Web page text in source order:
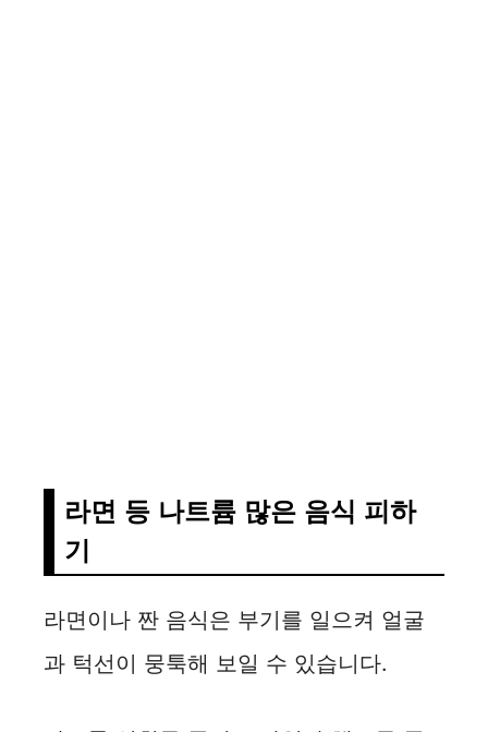
라면 등 나트륨 많은 음식 피하
기
라면이나 짠 음식은 부기를 일으켜 얼굴
과 턱선이 뭉툭해 보일 수 있습니다.